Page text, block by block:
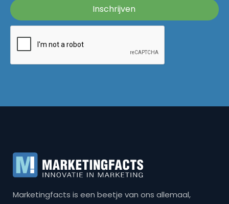
Marketingfacts is een beetje van ons allemaal,